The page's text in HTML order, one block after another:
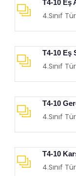
T4-10 Eş
4.Sınıf
T4-10 Eş
4.Sınıf
T4-10
4.Sınıf
T4-10
4.Sınıf